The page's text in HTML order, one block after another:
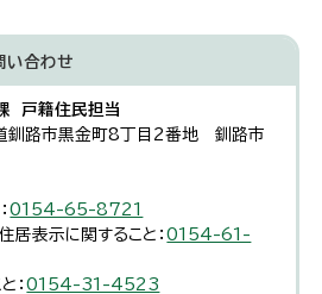
い合わせ
戸籍住民担当
路市黒金町8丁目2番地 釧路市
0154-65-8721
住居表示に関すること：0154-61-
：0154-31-4523